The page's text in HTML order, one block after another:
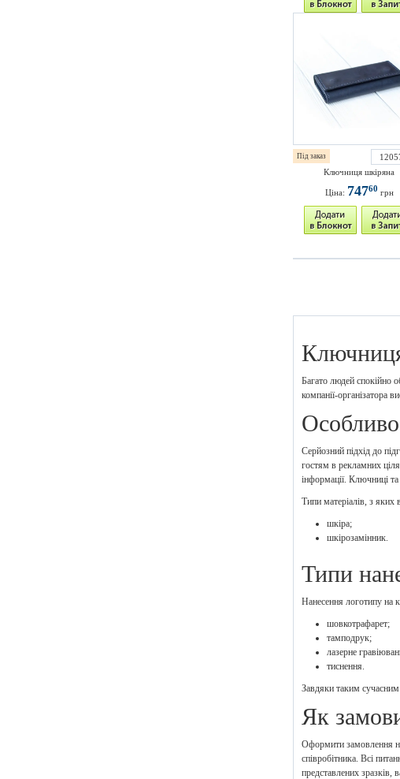
Під заказ
Ключниця шкіряна
Ціна: 74760 грн
Багато людей спокійно
компанії-організатора
Серйозний підхід до
гостям в рекламних
інформації. Ключниці
Типи матеріалів, з
шкіра;
шкірозамінник.
Типи
Нанесення логотипу на
шовкотрафарет;
тамподрук;
лазерне
тиснення.
Завдяки таким сучасним
Як
Оформити замовлення
співробітника. Всі
представлених зразків,